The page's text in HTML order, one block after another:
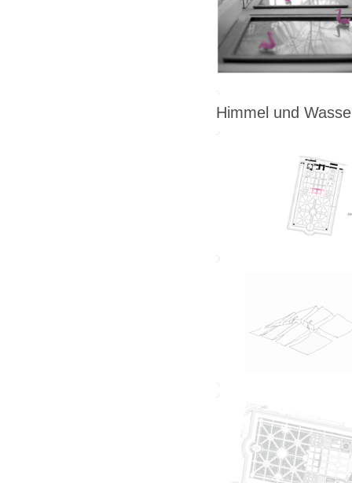
Himmel und